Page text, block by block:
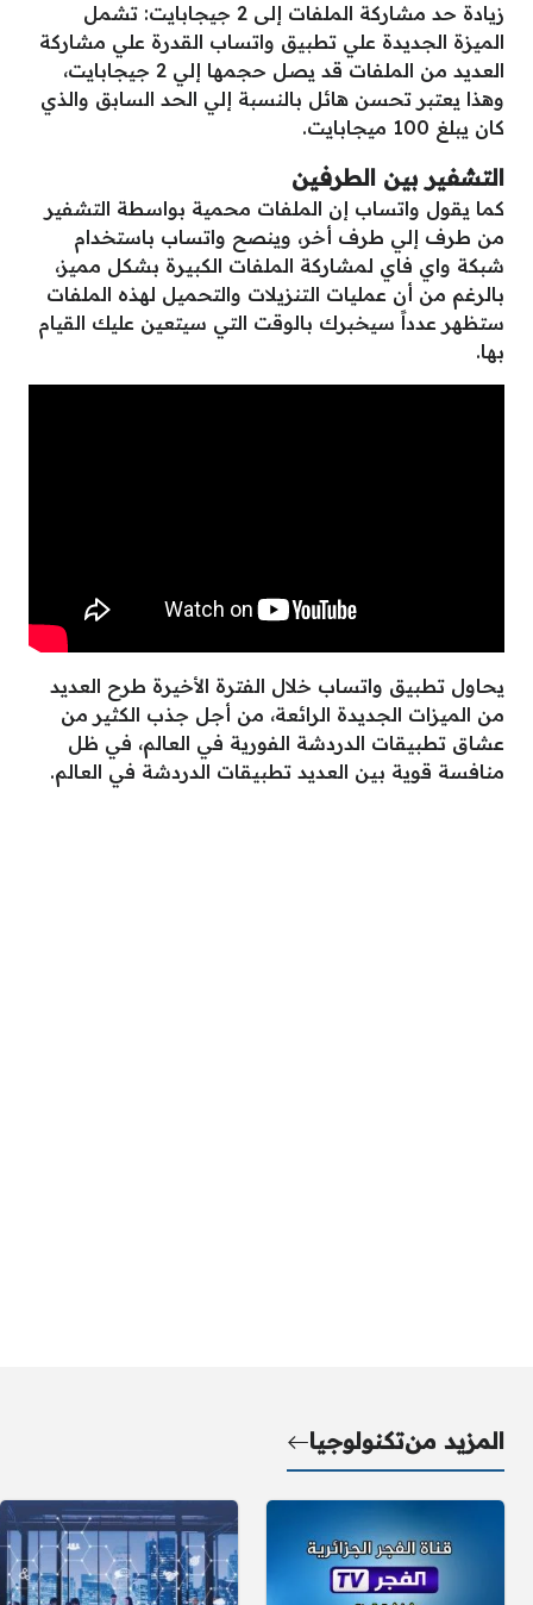
زيادة حد مشاركة الملفات إلى 2 جيجابايت: تشمل
الميزة الجديدة علي تطبيق واتساب القدرة علي مشاركة
العديد من الملفات قد يصل حجمها إلي 2 جيجابايت،
وهذا يعتبر تحسن هائل بالنسبة إلي الحد السابق والذي
كان يبلغ 100 ميجابايت.
التشفير بين الطرفين
كما يقول واتساب إن الملفات محمية بواسطة التشفير
من طرف إلي طرف أخر، وينصح واتساب باستخدام
شبكة واي فاي لمشاركة الملفات الكبيرة بشكل مميز،
بالرغم من أن عمليات التنزيلات والتحميل لهذه الملفات
ستظهر عدداً سيخبرك بالوقت التي سيتعين عليك القيام
بها.
يحاول تطبيق واتساب خلال الفترة الأخيرة طرح العديد
من الميزات الجديدة الرائعة، من أجل جذب الكثير من
عشاق تطبيقات الدردشة الفورية في العالم، في ظل
منافسة قوية بين العديد تطبيقات الدردشة في العالم.
المزيد منتكنولوجيا